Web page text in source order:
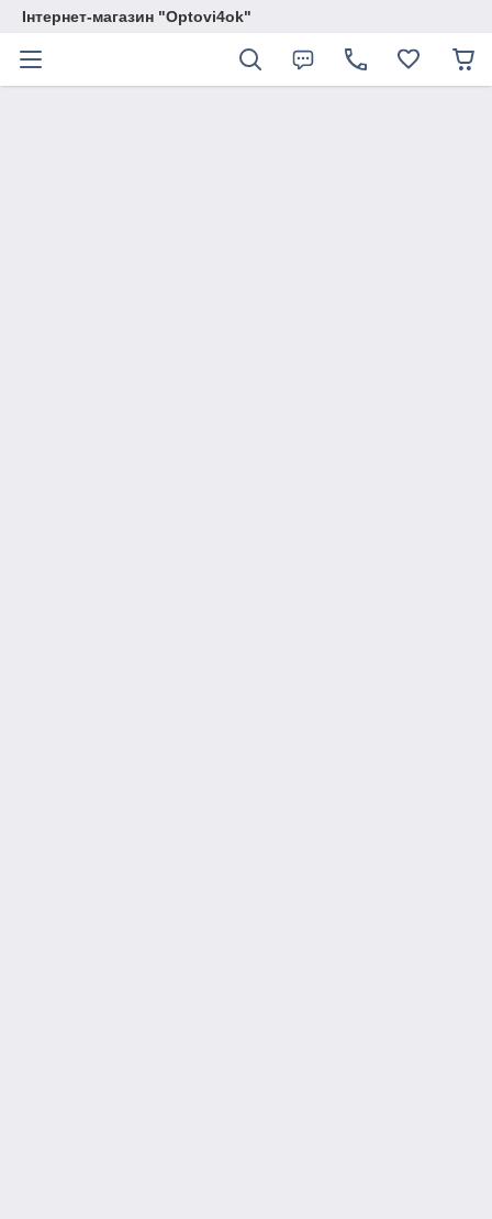
Інтернет-магазин "Optovi4ok"